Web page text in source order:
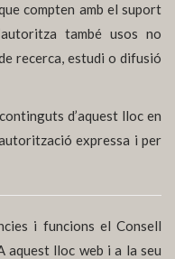
compten amb el suport
també usos no
recerca, estudi o difusió
d’aquest lloc en
expressa i per
i funcions el Consell
aquest lloc web i a la seu